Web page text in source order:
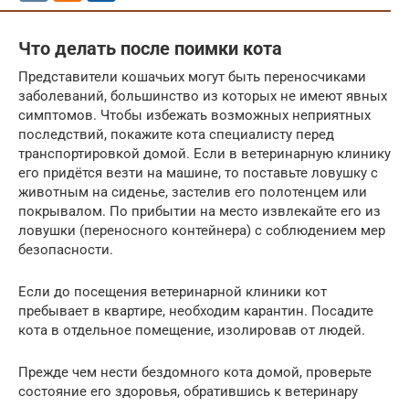
Что делать после поимки кота
Представители кошачьих могут быть переносчиками
заболеваний, большинство из которых не имеют явных
симптомов. Чтобы избежать возможных неприятных
последствий, покажите кота специалисту перед
транспортировкой домой. Если в ветеринарную клинику
его придётся везти на машине, то поставьте ловушку с
животным на сиденье, застелив его полотенцем или
покрывалом. По прибытии на место извлекайте его из
ловушки (переносного контейнера) с соблюдением мер
безопасности.
Если до посещения ветеринарной клиники кот
пребывает в квартире, необходим карантин. Посадите
кота в отдельное помещение, изолировав от людей.
Прежде чем нести бездомного кота домой, проверьте
состояние его здоровья, обратившись к ветеринару